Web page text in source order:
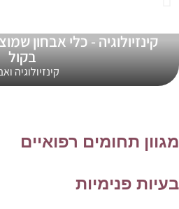
קינזיולוגיה - כלי אבחון
בקול
קינזיולוגיה
תחומים רפואיים
פנימיות